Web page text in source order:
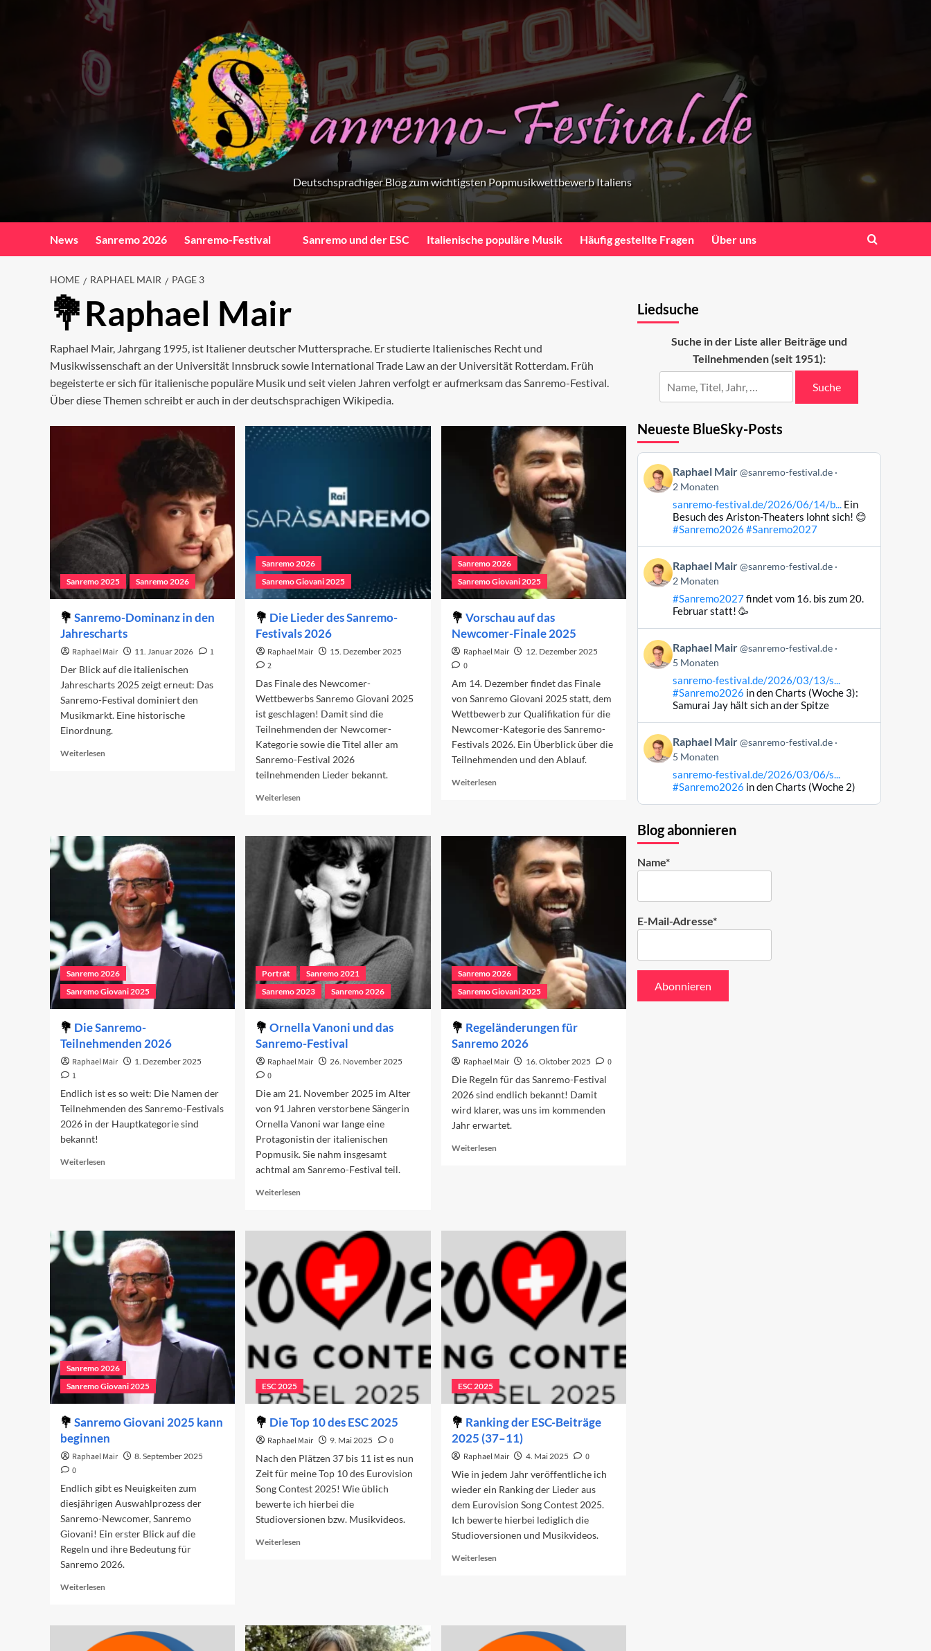
Deutschsprachiger Blog zum wichtigsten Popmusikwettbewerb Italiens
News Sanremo 2026 Sanremo-Festival Sanremo und der ESC Italienische populäre Musik Häufig gestellte Fragen Über uns
HOME RAPHAEL MAIR PAGE 3
Raphael Mair
Raphael Mair, Jahrgang 1995, ist Italiener deutscher Muttersprache. Er studierte Italienisches Recht und
Musikwissenschaft an der Universität Innsbruck sowie International Trade Law an der Universität Rotterdam. Früh
begeisterte er sich für italienische populäre Musik und seit vielen Jahren verfolgt er aufmerksam das Sanremo-Festival.
Über diese Themen schreibt er auch in der deutschsprachigen Wikipedia.
Sanremo 2025 Sanremo 2026
Sanremo-Dominanz in den
Jahrescharts
Raphael Mair 11. Januar 2026
1
Der Blick auf die italienischen
Jahrescharts 2025 zeigt erneut: Das
Sanremo-Festival dominiert den
Musikmarkt. Eine historische
Einordnung.
Weiterlesen
Jahrescharts
Sanremo 2026
Sanremo Giovani 2025
Die Lieder des Sanremo-
Festivals 2026
Raphael Mair 15. Dezember 2025
2
Das Finale des Newcomer-
Wettbewerbs Sanremo Giovani 2025
ist geschlagen! Damit sind die
Teilnehmenden der Newcomer-
Kategorie sowie die Titel aller am
Sanremo-Festival 2026
teilnehmenden Lieder bekannt.
Weiterlesen
Die
Lieder
des
Sanremo-
Festivals
2026
Sanremo 2026
Sanremo Giovani 2025
Vorschau auf das
Newcomer-Finale 2025
Raphael Mair 12. Dezember 2025
0
Am 14. Dezember findet das Finale
von Sanremo Giovani 2025 statt, dem
Wettbewerb zur Qualifikation für die
Newcomer-Kategorie des Sanremo-
Festivals 2026. Ein Überblick über die
Teilnehmenden und den Ablauf.
WeiterlesenRead
das
Newcomer-
Finale
2025
Sanremo 2026
Sanremo Giovani 2025
Die Sanremo-
Teilnehmenden 2026
Raphael Mair 1. Dezember 2025
1
Endlich ist es so weit: Die Namen der
Teilnehmenden des Sanremo-Festivals
2026 in der Hauptkategorie sind
bekannt!
Weiterlesen
2026
Porträt
Sanremo 2021
Sanremo 2023
Sanremo 2026
Ornella Vanoni und das
Sanremo-Festival
Raphael Mair 26. November 2025
0
Die am 21. November 2025 im Alter
von 91 Jahren verstorbene Sängerin
Ornella Vanoni war lange eine
Protagonistin der italienischen
Popmusik. Sie nahm insgesamt
achtmal am Sanremo-Festival teil.
Weiterlesen
Ornella
Vanoni
und
das
Sanremo-
Festival
Sanremo 2026
Sanremo Giovani 2025
Regeländerungen für
Sanremo 2026
Raphael Mair 16. Oktober 2025
0
Die Regeln für das Sanremo-Festival
2026 sind endlich bekannt! Damit
wird klarer, was uns im kommenden
Jahr erwartet.
WeiterlesenRead
Sanremo 2026
Sanremo Giovani 2025
Sanremo Giovani 2025 kann
beginnen
Raphael Mair 8. September 2025
0
Endlich gibt es Neuigkeiten zum
diesjährigen Auswahlprozess der
Sanremo-Newcomer, Sanremo
Giovani! Ein erster Blick auf die
Regeln und ihre Bedeutung für
Sanremo 2026.
Weiterlesen
Sanremo
Giovani
ESC 2025
Die Top 10 des ESC 2025
Raphael Mair 9. Mai 2025
0
Nach den Plätzen 37 bis 11 ist es nun
Zeit für meine Top 10 des Eurovision
Song Contest 2025! Wie üblich
bewerte ich hierbei die
Studioversionen bzw. Musikvideos.
Weiterlesen
ESC
2025
ESC 2025
Ranking der ESC-Beiträge
2025 (37–11)
Raphael Mair 4. Mai 2025
0
Wie in jedem Jahr veröffentliche ich
wieder ein Ranking der Lieder aus
dem Eurovision Song Contest 2025.
Ich bewerte hierbei lediglich die
Studioversionen und Musikvideos.
WeiterlesenRead
Beiträge
Liedsuche
Suche in der Liste aller Beiträge und
Teilnehmenden (seit 1951):
Suche
Neueste BlueSky-Posts
Beitrag
von
Raphael
Raphael Mair @sanremo-festival.de
2 Monaten
sanremo-festival.de/2026/06/14/b...Ein
Besuch des Ariston-Theaters lohnt sich! 😊
#Sanremo2026 #Sanremo2027
Beitrag
von
Raphael
Bluesky
ansehen
Raphael Mair @sanremo-festival.de
2 Monaten
#Sanremo2027findet vom 16. bis zum 20.
Februar statt! 🥳
Beitrag
von
Raphael
Raphael Mair @sanremo-festival.de
5 Monaten
sanremo-festival.de/2026/03/13/s...
#Sanremo2026 in den Charts (Woche 3):
Samurai Jay hält sich an der Spitze
Beitrag
von
Raphael
Bluesky
ansehen
Raphael Mair @sanremo-festival.de
5 Monaten
sanremo-festival.de/2026/03/06/s...
#Sanremo2026 in den Charts (Woche 2)
Blog abonnieren
Name*
E-Mail-Adresse*